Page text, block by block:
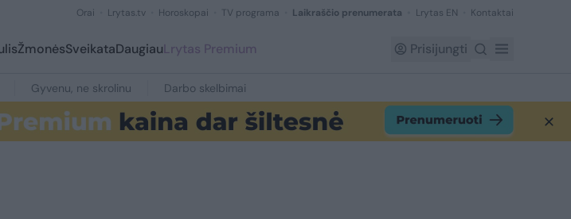
Orai Lrytas.tv Horoskopai TV programa Laikraščio prenumerata Lrytas EN Kontaktai
ŽmonėsSveikataDaugiauLrytas Premium Prisijungti
Gyvenu, ne skrolinu Darbo skelbimai